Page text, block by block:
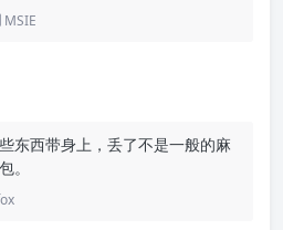
MSIE
东西带身上，丢了不是一般的麻
。